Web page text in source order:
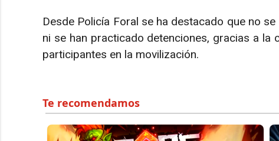
Desde Policía Foral se ha destacado que no
ni se han practicado detenciones, gracias a
participantes en la movilización.